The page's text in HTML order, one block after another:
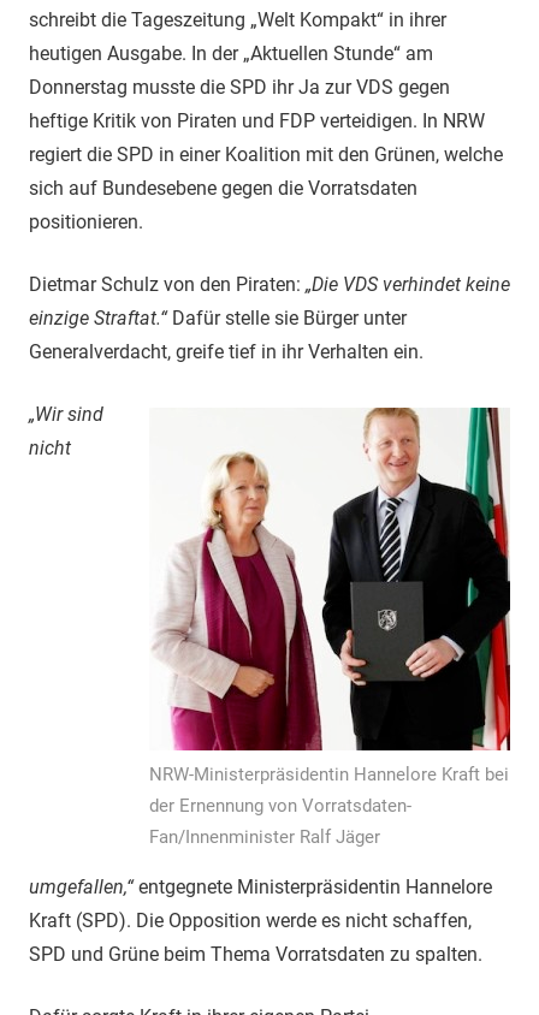
schreibt die Tageszeitung „Welt Kompakt“ in ihrer
heutigen Ausgabe. In der „Aktuellen Stunde“ am
Donnerstag musste die SPD ihr Ja zur VDS gegen
heftige Kritik von Piraten und FDP verteidigen. In NRW
regiert die SPD in einer Koalition mit den Grünen, welche
sich auf Bundesebene gegen die Vorratsdaten
positionieren.
Dietmar Schulz von den Piraten: „Die VDS verhindet keine
einzige Straftat.“Dafür stelle sie Bürger unter
Generalverdacht, greife tief in ihr Verhalten ein.
NRW-Ministerpräsidentin Hannelore Kraft bei
der Ernennung von Vorratsdaten-
Fan/Innenminister Ralf Jäger
„Wir sind
nicht
umgefallen,“entgegnete Ministerpräsidentin Hannelore
Kraft (SPD). Die Opposition werde es nicht schaffen,
SPD und Grüne beim Thema Vorratsdaten zu spalten.